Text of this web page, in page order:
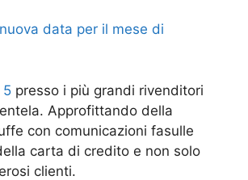
data per il mese di
5 presso i più grandi rivenditori
Approfittando della
con comunicazioni fasulle
carta di credito e non solo
clienti.